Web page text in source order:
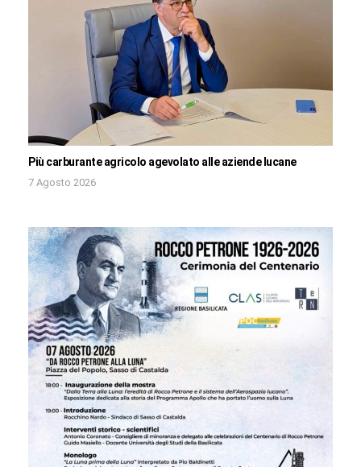
Più carburante agricolo agevolato alle aziende lucane
7 Agosto 2026